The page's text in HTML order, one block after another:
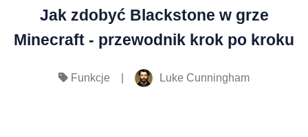
Jak zdobyć Blackstone w grze
Minecraft - przewodnik krok po kroku
Funkcje Luke Cunningham